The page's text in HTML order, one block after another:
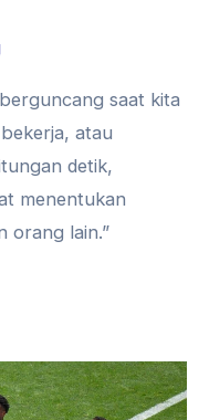
saat kita
atau
detik,
menentukan
orang lain.”